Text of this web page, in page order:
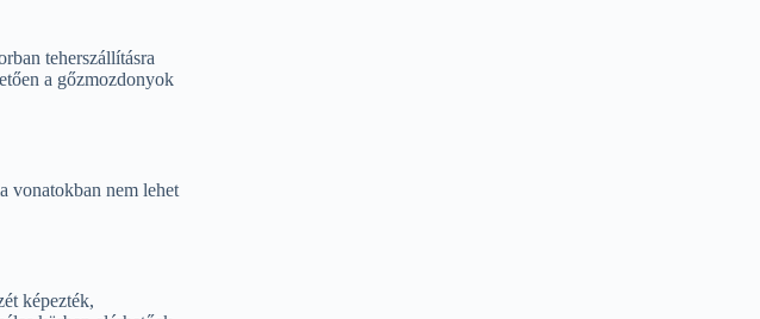
teherszállításra
a gőzmozdonyok
vonatokban nem lehet
képezték,